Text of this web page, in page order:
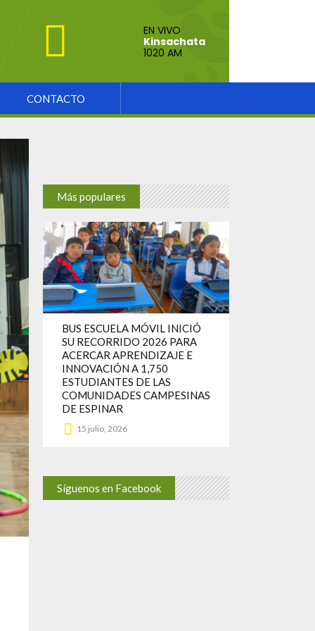
EN VIVO
Kinsachata
1020 AM
CONTACTO
Más populares
BUS ESCUELA MÓVIL INICIÓ
SU RECORRIDO 2026 PARA
ACERCAR APRENDIZAJE E
INNOVACIÓN A 1,750
ESTUDIANTES DE LAS
COMUNIDADES CAMPESINAS
DE ESPINAR
15 julio, 2026
Síguenos en Facebook